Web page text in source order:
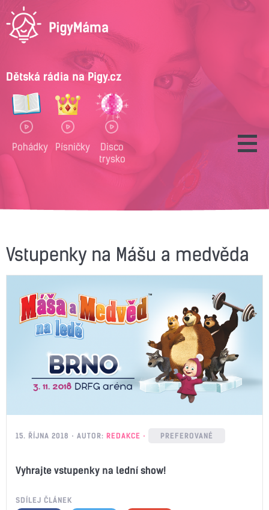
Dětská rádia na Pigy.cz
Pohádky Písničky
Disco
trysko
Vstupenky na Mášu a medvěda
15. ŘÍJNA 2018 AUTOR: REDAKCE PREFEROVANÉ
Vyhrajte vstupenky na lední show!
SDÍLEJ ČLÁNEK